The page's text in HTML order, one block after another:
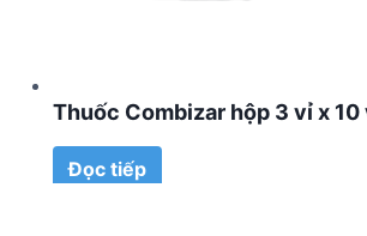
Thuốc Combizar hộp 3 vỉ x 10
Đọc tiếp